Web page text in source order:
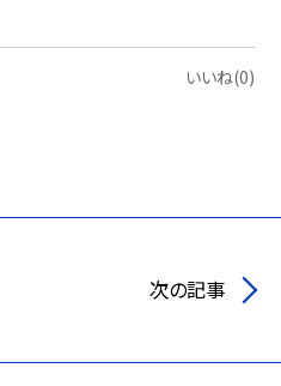
いいね(0)
次の記事